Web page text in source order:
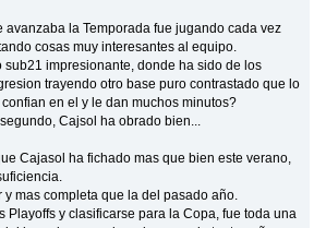
avanzaba la Temporada fue jugando cada vez
cosas muy interesantes al equipo.
impresionante, donde ha sido de los
trayendo otro base puro contrastado que lo
en el y le dan muchos minutos?
Cajsol ha obrado bien...
Cajasol ha fichado mas que bien este verano,
mas completa que la del pasado año.
Playoffs y clasificarse para la Copa, fue toda una